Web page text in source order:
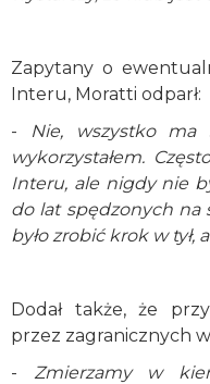
Zapytany o
Interu, Moratti odparł:
-
Nie, wszystko
wykorzystałem.
Interu, ale nigdy nie
do lat spędzonych na
było zrobić krok w tył,
Dodał także, że
przez zagranicznych
- Zmierzamy w